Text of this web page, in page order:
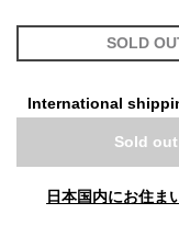
SOLD
International
Sold out
日本国内にお住ま